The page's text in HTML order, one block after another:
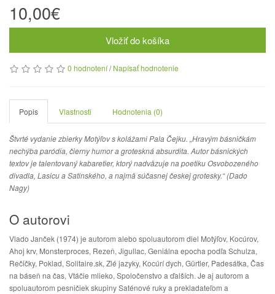
10,00€
Vložiť do košíka
0 hodnotení/Napísať hodnotenie
Popis Vlastnosti Hodnotenia (0)
Štvrté vydanie zbierky Motýľov s kolážami Pala Čejku. „Hravým básničkám
nechýba paródia, čierny humor a groteskná absurdita. Autor básnických
textov je talentovaný kabaretier, ktorý nadväzuje na poetiku Osvobozeného
divadla, Lasicu a Satinského, a najmä súčasnej českej grotesky.“ (Dado
Nagy)
O autorovi
Vlado Janček (1974) je autorom alebo spoluautorom diel Motýľov, Kocúrov,
Ahoj krv, Monsterproces, Rezeň, Jigullac, Geniálna epocha podľa Schulza,
Rečičky, Poklad, Solitaire.sk, Zlé jazyky, Kocúrí dych, Gürtler, Padesátka, Čas
na báseň na čas, Vtáčie mlieko, Spoločenstvo a ďalších. Je aj autorom a
spoluautorom pesničiek skupiny Saténové ruky a prekladateľom a